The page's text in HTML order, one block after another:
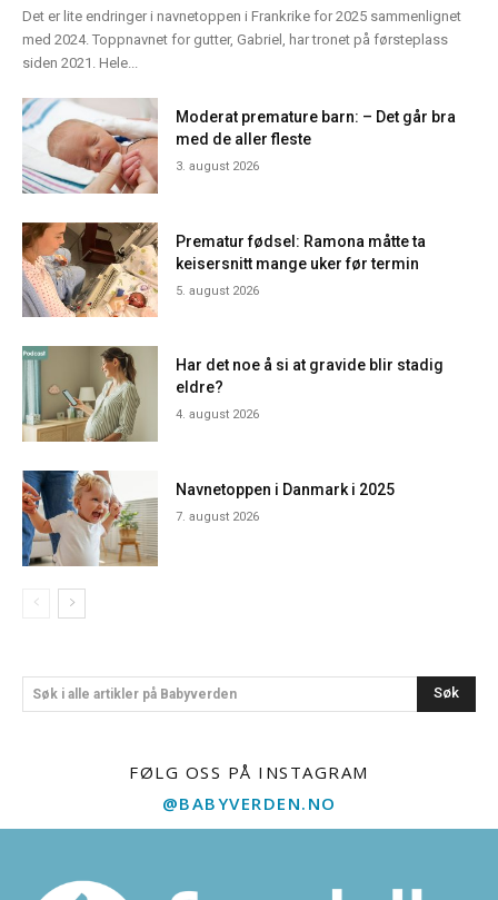
Det er lite endringer i navnetoppen i Frankrike for 2025 sammenlignet
med 2024. Toppnavnet for gutter, Gabriel, har tronet på førsteplass
siden 2021. Hele...
Moderat premature barn: – Det går bra
med de aller fleste
3. august 2026
Prematur fødsel: Ramona måtte ta
keisersnitt mange uker før termin
5. august 2026
Har det noe å si at gravide blir stadig
eldre?
4. august 2026
Navnetoppen i Danmark i 2025
7. august 2026
Søk i alle artikler på Babyverden Søk
FØLG OSS PÅ INSTAGRAM
@BABYVERDEN.NO